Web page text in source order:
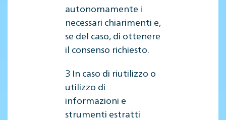
autonomamente i
necessari chiarimenti e,
se del caso, di ottenere
il consenso richiesto.
3 In caso di riutilizzo o
utilizzo di
informazioni e
strumenti estratti